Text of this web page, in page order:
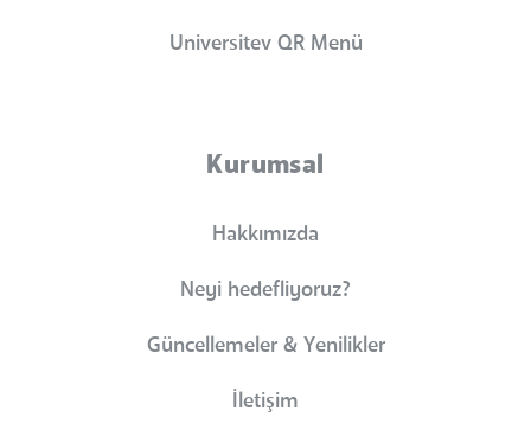
Universitev QR Menü
Kurumsal
Hakkımızda
Neyi hedefliyoruz?
Güncellemeler & Yenilikler
İletişim